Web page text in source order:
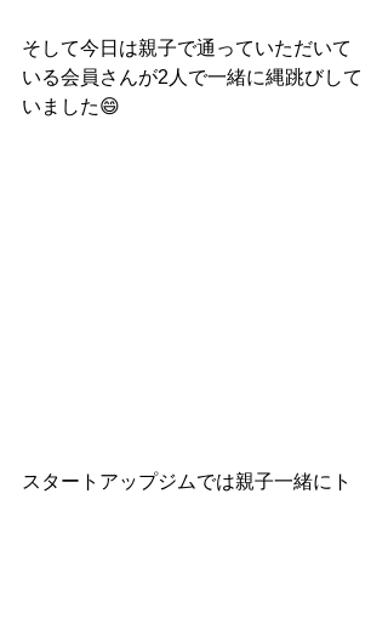
そして今日は親子で通っていただいて
いる会員さんが2人で一緒に縄跳びして
いました😄
スタートアップジムでは親子一緒にト